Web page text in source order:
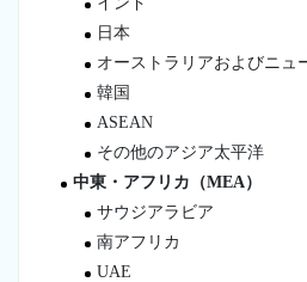
日本
オーストラリアおよびニュ
韓国
ASEAN
その他のアジア太平洋
中東・アフリカ（MEA）
サウジアラビア
南アフリカ
UAE